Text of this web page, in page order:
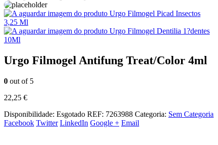
Urgo Filmogel Picad Insectos
3,25 Ml
Urgo Filmogel Dentilia 1?dentes
10Ml
Urgo Filmogel Antifung Treat/Color 4ml
0 out of 5
22,25 €
Disponibilidade: Esgotado REF: 7263988 Categoria: Sem Categoria
Facebook Twitter LinkedIn Google + Email